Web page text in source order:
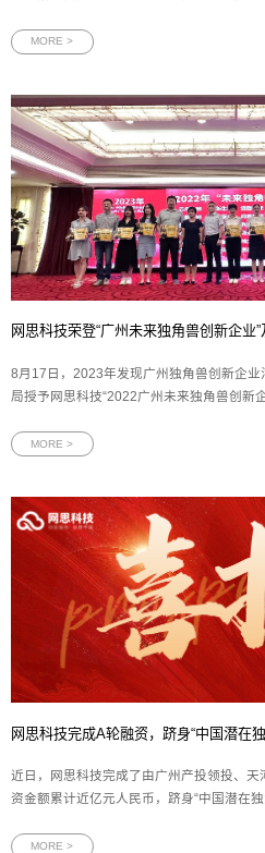
一直以来，上海产业研究院（下文简称“上
MORE >
网思科技荣登“广州未来独角兽创新企业
8月17日，2023年发现广州独角兽创新企
局授予网思科技“2022广州未来独角兽创新
科技局指导、广州市科技创新企业协会主
MORE >
网思科技完成A轮融资，跻身“中国潜在
近日，网思科技完成了由广州产投领投、
资金额累计近亿元人民币，跻身“中国潜在
融资的投后估值达到1亿美元。根据长城战
MORE >